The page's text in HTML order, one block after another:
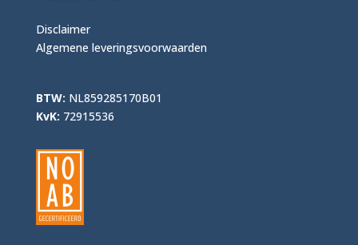
Disclaimer
Algemene leveringsvoorwaarden
BTW: NL859285170B01
KvK: 72915536